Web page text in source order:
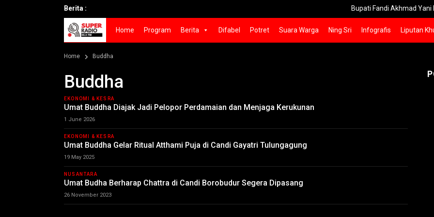
Berita : Bupati Fandi Akhmad Yani Dorong
Home Program Berita Difabel Potret Suara Warga Ning Sri Infografis Liputan
Home Buddha
Buddha
EKONOMI & KESRA
Umat Buddha Diajak Jadi Pelopor Perdamaian dan Menjaga Kerukunan
1 June 2026
EKONOMI & KESRA
Umat Buddha Gelar Ritual Atthami Puja di Candi Gayatri Tulungagung
19 May 2025
NUSANTARA
Umat Budha Berharap Chattra di Candi Borobudur Segera Dipasang
26 November 2023